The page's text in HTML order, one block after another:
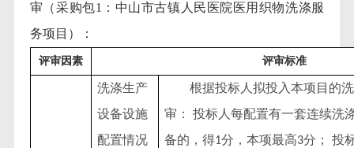
审（采购包1：中山市古镇人民医院医用织物洗涤服
务项目）：
评审因素 评审标准
洗涤生产
设备设施
配置情况
根据投标人拟投入本项目的
审：
投标人每配置有一套连续洗
备的，得1分，本项最高3分； 投